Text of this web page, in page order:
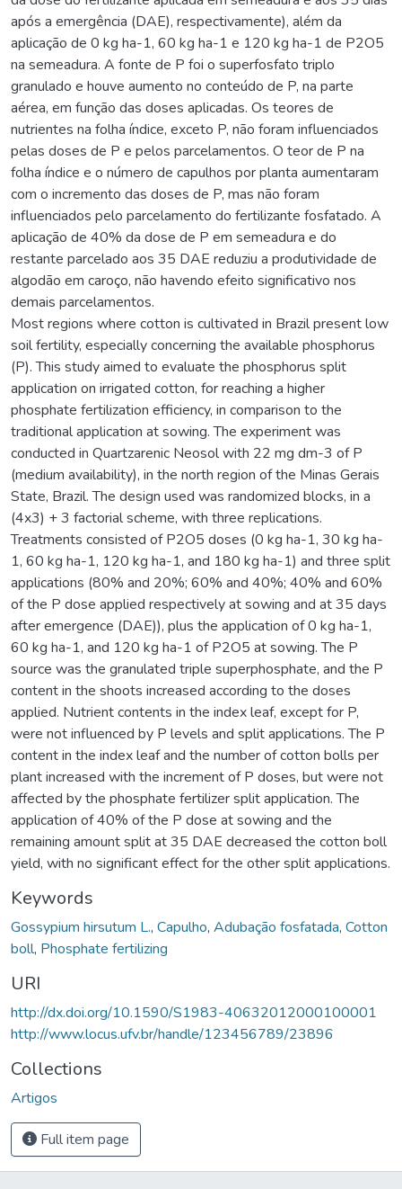
após a emergência (DAE), respectivamente), além da
aplicação de 0 kg ha-1, 60 kg ha-1 e 120 kg ha-1 de P2O5
na semeadura. A fonte de P foi o superfosfato triplo
granulado e houve aumento no conteúdo de P, na parte
aérea, em função das doses aplicadas. Os teores de
nutrientes na folha índice, exceto P, não foram influenciados
pelas doses de P e pelos parcelamentos. O teor de P na
folha índice e o número de capulhos por planta aumentaram
com o incremento das doses de P, mas não foram
influenciados pelo parcelamento do fertilizante fosfatado. A
aplicação de 40% da dose de P em semeadura e do
restante parcelado aos 35 DAE reduziu a produtividade de
algodão em caroço, não havendo efeito significativo nos
demais parcelamentos.
Most regions where cotton is cultivated in Brazil present low
soil fertility, especially concerning the available phosphorus
(P). This study aimed to evaluate the phosphorus split
application on irrigated cotton, for reaching a higher
phosphate fertilization efficiency, in comparison to the
traditional application at sowing. The experiment was
conducted in Quartzarenic Neosol with 22 mg dm-3 of P
(medium availability), in the north region of the Minas Gerais
State, Brazil. The design used was randomized blocks, in a
(4x3) + 3 factorial scheme, with three replications.
Treatments consisted of P2O5 doses (0 kg ha-1, 30 kg ha-
1, 60 kg ha-1, 120 kg ha-1, and 180 kg ha-1) and three split
applications (80% and 20%; 60% and 40%; 40% and 60%
of the P dose applied respectively at sowing and at 35 days
after emergence (DAE)), plus the application of 0 kg ha-1,
60 kg ha-1, and 120 kg ha-1 of P2O5 at sowing. The P
source was the granulated triple superphosphate, and the P
content in the shoots increased according to the doses
applied. Nutrient contents in the index leaf, except for P,
were not influenced by P levels and split applications. The P
content in the index leaf and the number of cotton bolls per
plant increased with the increment of P doses, but were not
affected by the phosphate fertilizer split application. The
application of 40% of the P dose at sowing and the
remaining amount split at 35 DAE decreased the cotton boll
yield, with no significant effect for the other split applications.
Keywords
Gossypium hirsutum L., Capulho, Adubação fosfatada, Cotton
boll, Phosphate fertilizing
URI
http://dx.doi.org/10.1590/S1983-40632012000100001
http://www.locus.ufv.br/handle/123456789/23896
Collections
Artigos
Full item page